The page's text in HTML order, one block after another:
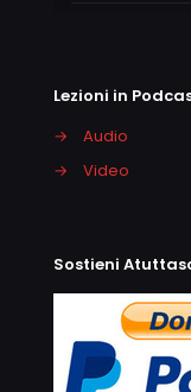
Lezioni in
→
Audio
→
Video
Sostieni